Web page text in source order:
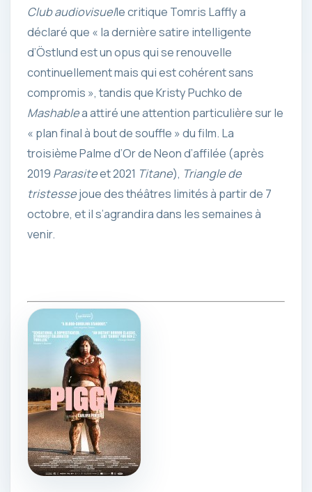
Club audiovisuelle critique Tomris Laffly a
déclaré que « la dernière satire intelligente
d’Östlund est un opus qui se renouvelle
continuellement mais qui est cohérent sans
compromis », tandis que Kristy Puchko de
Mashablea attiré une attention particulière sur le
« plan final à bout de souffle » du film. La
troisième Palme d’Or de Neon d’affilée (après
2019 Parasiteet 2021 Titane), Triangle de
tristessejoue des théâtres limités à partir de 7
octobre, et il s’agrandira dans les semaines à
venir.